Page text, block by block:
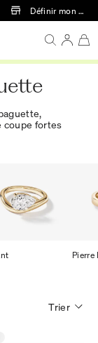
principal
Définir mon
coupe fortes
Pierre
Trier